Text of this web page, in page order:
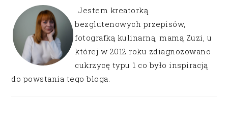
Jestem kreatorką
bezglutenowych przepisów,
fotografką kulinarną, mamą Zuzi, u
której w 2012 roku zdiagnozowano
cukrzycę typu 1 co było inspiracją
do powstania tego bloga.